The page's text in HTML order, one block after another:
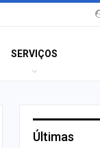
SERVIÇOS
Últimas